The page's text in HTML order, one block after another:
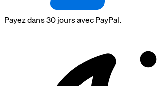
Payez dans 30 jours avec PayPal.